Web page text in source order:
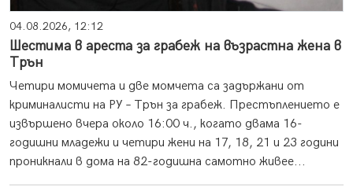
04.08.2026, 12:12
Шестима в ареста за грабеж на възрастна жена в
Трън
Четири момичета и две момчета са задържани от
криминалисти на РУ – Трън за грабеж. Престъплението е
извършено вчера около 16:00 ч., когато двама 16-
годишни младежи и четири жени на 17, 18, 21 и 23 години
проникнали в дома на 82-годишна самотно живее...